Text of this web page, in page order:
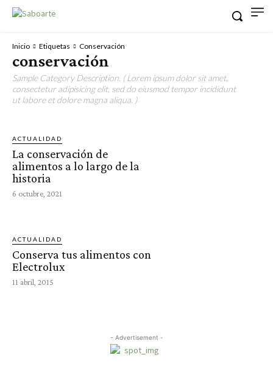
Inicio Etiquetas Conservación
conservación
Sample Category Description. ( Lorem ipsum dolor sit amet,
consectetur adipisicing elit, sed do eiusmod tempor incididunt
ut labore et dolore magna aliqua. )
ACTUALIDAD
La conservación de
alimentos a lo largo de la
historia
6 octubre, 2021
ACTUALIDAD
Conserva tus alimentos con
Electrolux
11 abril, 2015
- Advertisement -